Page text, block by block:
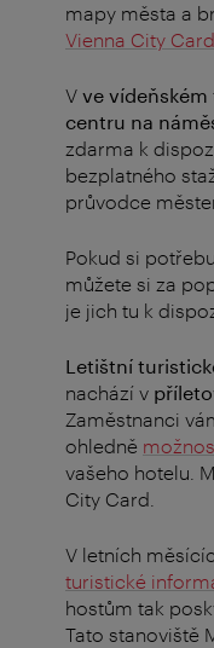
mapy města a
Vienna City Card
V ve
centru na
zdarma k
bezplatného
průvodce
Pokud si
můžete si za
je jich tu k
Letištní
nachází v
Zaměstnanci
ohledně
vašeho hotelu.
City Card.
V letních
turistické
hostům tak
Tato stanoviště